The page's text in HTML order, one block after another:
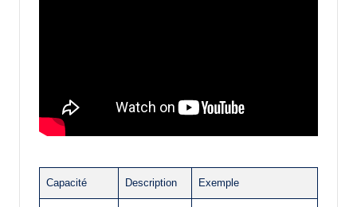
Capacité Description Exemple